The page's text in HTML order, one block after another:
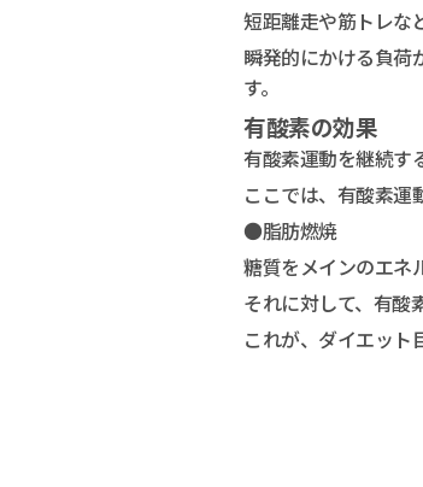
短距離走や筋トレな
瞬発的にかける負荷
す。
有酸素の効果
有酸素運動を継続す
ここでは、有酸素運
●脂肪燃焼
糖質をメインのエネ
それに対して、有酸
これが、ダイエット